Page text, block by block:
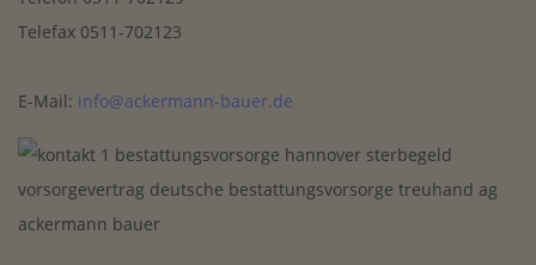
Telefax 0511-702123
E-Mail: info@ackermann-bauer.de